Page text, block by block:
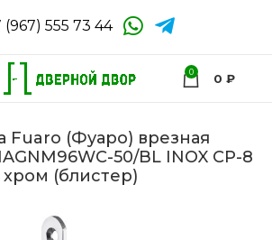
(967) 555 73 44
0 0 ₽
Fuaro (Фуаро) врезная
50/BL INOX CP-8
хром (блистер)